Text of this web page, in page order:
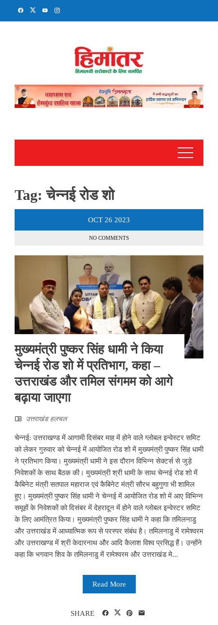
Tag:चेन्नई रोड शो
OCT 26 2023
NO COMMENTS
मुख्यमंत्री पुष्कर सिंह धामी ने किया
चेन्नई रोड शो में प्रतिभाग, कहा –
उत्तराखंड और तमिल संगमम को आगे
बढ़ाया जाएगा
उत्तराखंड हलचल
चेन्नई: उत्तराखण्ड में आगामी दिसंबर माह में होने वाले ग्लोबल इन्वेस्टर समिट
को लेकर गुरुवार को चेन्नई में आयोजित रोड शो में मुख्यमंत्री पुष्कर सिंह धामी
ने प्रतिभाग किया। मुख्यमंत्री धामी ने इस दौरान विभिन्न सेक्टर्स से जुड़े
निवेशकों के साथ बैठक की। मुख्यमंत्री श्री धामी के साथ चेन्नई रोड शो में
कैबिनेट मंत्री सतपाल महाराज एवं कैबिनेट मंत्री सौरभ बहुगुणा भी शामिल
हुए। मुख्यमंत्री पुष्कर सिंह धामी ने चेन्नई में आयोजित रोड शो में आए विभिन्न
समूहों के निवेशकों को दिसंबर में देहरादून में होने वाले ग्लोबल इन्वेस्टर समिट
के लिए आमंत्रित किया। मुख्यमंत्री पुष्कर सिंह धामी ने कहा कि तमिलनाडु
और उत्तराखंड में आध्यात्मिक रूप से परस्पर संबंध है। तमिलनाडु में रामेश्वरम
और उत्तराखण्ड में श्री केदारनाथ और आदि कैलाश विश्व प्रसिद्ध हैं। उन्होंने
कहा कि भगवान शिव के तमिलनाडु में रामेश्वरम और उत्तराखंड मे...
Read More
SHARE